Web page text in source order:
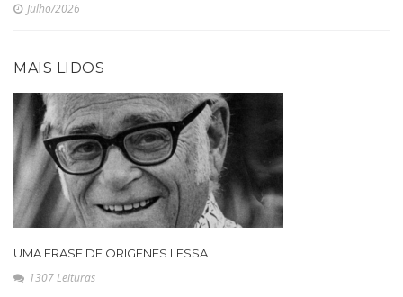
Julho/2026
MAIS LIDOS
UMA FRASE DE ORIGENES LESSA
1307 Leituras